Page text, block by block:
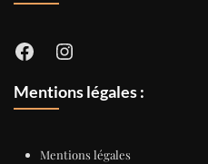
FacebookInstagram
Mentions légales :
Mentions légales